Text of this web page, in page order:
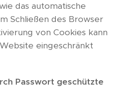
das automatische
Schließen des Browser
von Cookies kann
eingeschränkt
Passwort geschützte